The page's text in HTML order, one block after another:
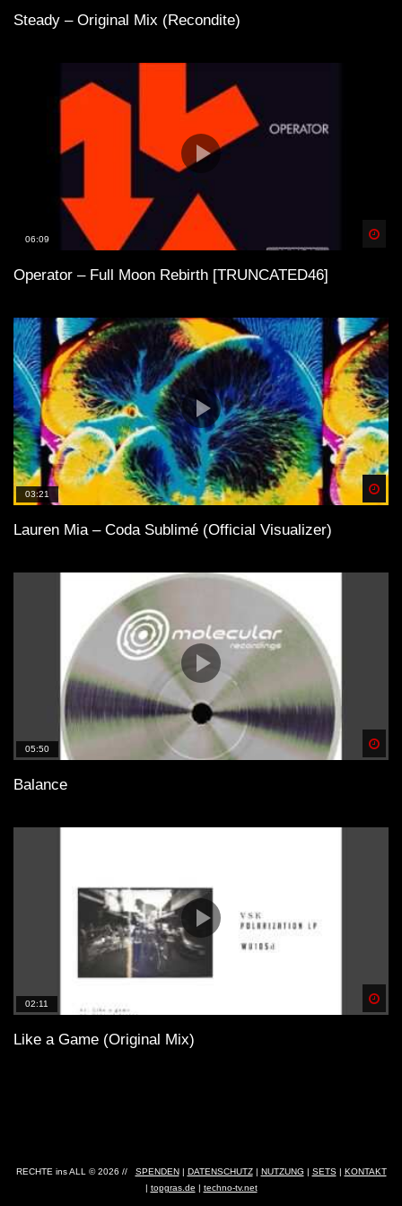
Steady – Original Mix (Recondite)
06:09
Operator – Full Moon Rebirth [TRUNCATED46]
03:21
Lauren Mia – Coda Sublimé (Official Visualizer)
05:50
Balance
02:11
Like a Game (Original Mix)
RECHTE ins ALL © 2026 // SPENDEN| DATENSCHUTZ| NUTZUNG | SETS| KONTAKT
| topgras.de | techno-tv.net